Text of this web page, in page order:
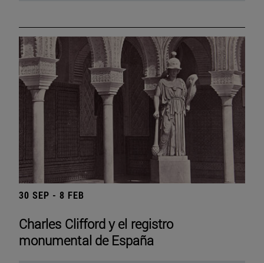
30 SEP - 8 FEB
Charles Clifford y el registro
monumental de España